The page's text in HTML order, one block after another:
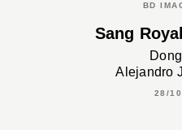
BD
Sang
Alejandro
28/